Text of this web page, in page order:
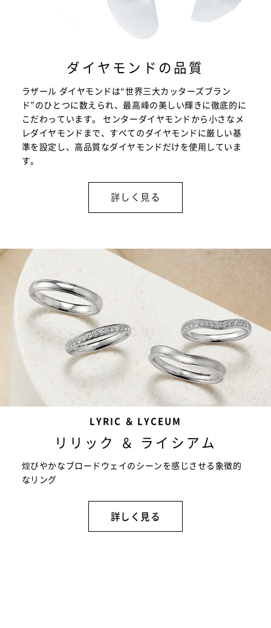
ダイヤモンドの品質
ラザール ダイヤモンドは“世界三大カッターズブラン
ド”のひとつに数えられ、最高峰の美しい輝きに徹底的に
こだわっています。 センターダイヤモンドから小さなメ
レダイヤモンドまで、すべてのダイヤモンドに厳しい基
準を設定し、高品質なダイヤモンドだけを使用していま
す。
詳しく見る
LYRIC ＆ LYCEUM
リリック ＆ ライシアム
煌びやかなブロードウェイのシーンを感じさせる象徴的
なリング
詳しく見る